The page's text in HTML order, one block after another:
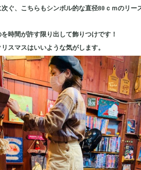
ぐ、こちらもシンボル的な直径80ｃｍのリー
時間が許す限り出して飾りつけです！
スマスはいいような気がします。